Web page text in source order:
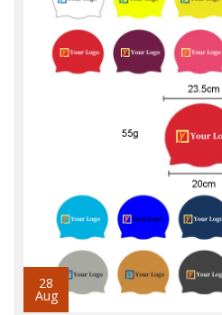
28
Aug